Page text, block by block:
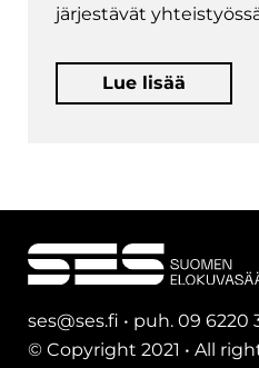
järjestävät
Lue lisää
ses@ses.fi • puh. 09 6220
© Copyright 2021 • All